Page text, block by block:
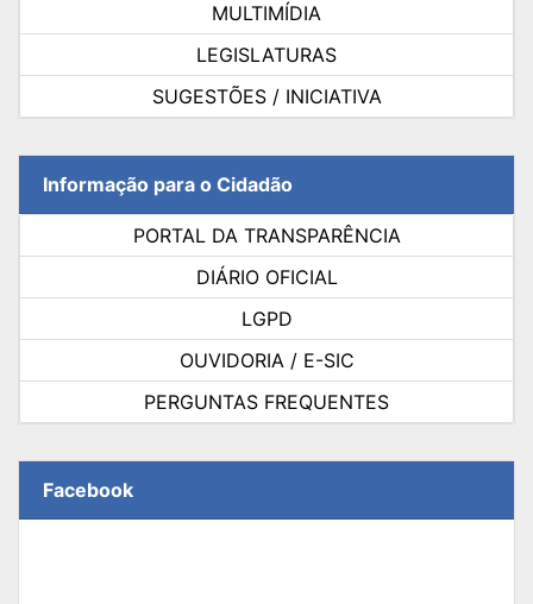
MULTIMÍDIA
LEGISLATURAS
SUGESTÕES / INICIATIVA
Informação para o Cidadão
PORTAL DA TRANSPARÊNCIA
DIÁRIO OFICIAL
LGPD
OUVIDORIA / E-SIC
PERGUNTAS FREQUENTES
Facebook